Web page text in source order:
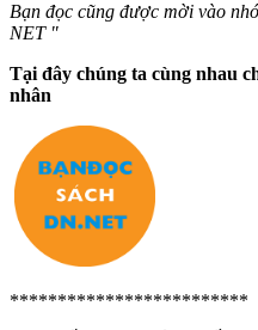
Bạn đọc cũng được mời vào
NET "
Tại đây chúng ta cùng nhau
nhân
*************************